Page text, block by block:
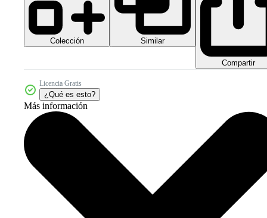
Colección Similar
Compartir
Licencia Gratis
¿Qué es esto?
Más información